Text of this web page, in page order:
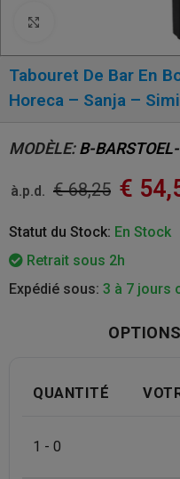
Tabouret De Bar En
Horeca – Sanja –
MODÈLE:B-
à.p.d. €68,25 €
Statut du Stock: En Stock
Retrait sous 2h
Expédié sous: 3 à 7 jours
QUANTITÉ
1 - 0